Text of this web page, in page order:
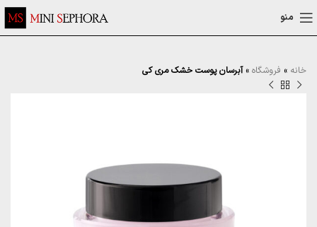
منو
خانه » فروشگاه »آبرسان پوست خشک مری کی